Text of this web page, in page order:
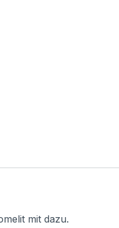
mit dazu.